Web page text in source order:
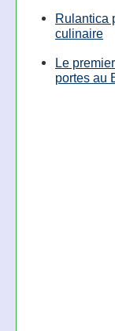
Rulantica
culinaire
Le
portes au